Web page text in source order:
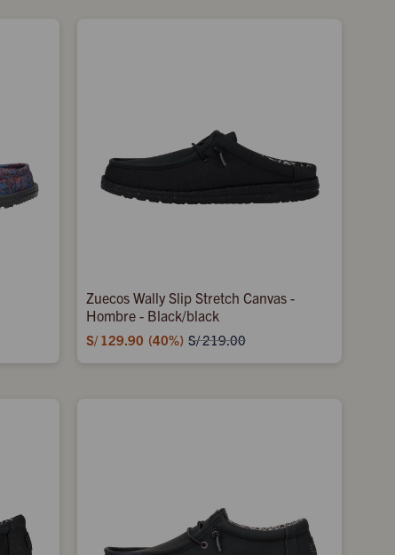
Zuecos Wally Slip Stretch Canvas -
Hombre - Black/black
S/ 129.90 40 S/219.00